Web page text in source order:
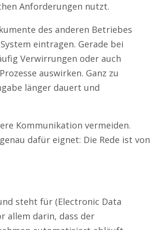
Anforderungen nutzt.
des anderen Betriebes
eintragen. Gerade bei
Verwirrungen oder auch
auswirken. Ganz zu
länger dauert und
Kommunikation vermeiden.
dafür eignet: Die Rede ist von
steht für (Electronic Data
allem darin, dass der